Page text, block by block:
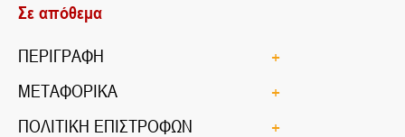
Σε απόθεμα
ΠΕΡΙΓΡΑΦΗ
ΜΕΤΑΦΟΡΙΚΑ
ΠΟΛΙΤΙΚΗ ΕΠΙΣΤΡΟΦΩΝ